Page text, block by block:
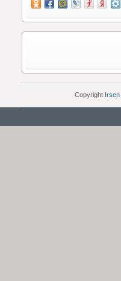
Copyright Irsen